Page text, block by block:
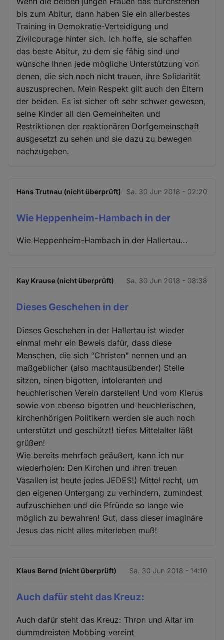
bis zum Abitur, dann haben Sie ein allerbestes
Training in Demokratie-Verteidigung und
Zivilcourage hinter sich. Ich hoffe, sie schaffen
das beste Abitur, zu dem sie fähig sind und
wünsche Ihnen jede mögliche Unterstützung von
denen, die sich noch nicht trauen, ihre Solidarität
auszusprechen. Mein Respekt gilt auch den Eltern
der beiden. Es ist sicher oft sehr schwer gewesen,
seine Kinder all den Gemeinheiten und
Restriktionen der reaktionären Dorfgemeinschaft
ausgesetzt zu sehen und sie dazu zu bewegen
nachzugeben.
Hans Trutnau (nicht überprüft) Sa. 30 Jun 2018 - 02:20
Wie Heppenheim-Hambach in der
Wie Heppenheim-Hambach in der Hallertau...
Kay Krause (nicht überprüft) Sa. 30 Jun 2018 - 08:38
Dieses Geschehen in der
Dieses Geschehen in der Hallertau ist wieder
einmal mehr ein Beweis dafür, dass diese
Menschen, die sich "Christen" nennen und an
maßgeblicher (also machtausübender) Stelle
sitzen, einen bigotten, intoleranten und
heuchlerischen Verein darstellen! Und vom Klerus
sowie von ebenso bigotten und heuchlerischen,
kirchenhörigen Politikern werden sie auch noch
unterstützt und geschützt! tiefes Mittelalter läßt
grüßen!
Wie bereits mehrfach geäußert, kann ich nur
wiederholen: Den Kirchen und ihren treuen
Vasallen ist heute jedes JEDES!) Mittel recht, um
den eigenen Untergang zu verhindern, zumindest
aufzuschieben und die Pfründe so lange wie
möglich zu bewahren! Gut, dass dieser imaginäre
Jesus das nicht alles miterleben muß!
Klaus Bernd (nicht überprüft) Sa. 30 Jun 2018 - 14:10
Auch dafür steht das Kreuz:
Auch dafür steht das Kreuz: Thron und Altar im
dummdreisten Mobbing vereint